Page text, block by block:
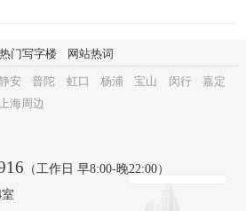
热门写字楼 网站热词
安 普陀 虹口 杨浦 宝山 闵行
嘉定
上海周边
（工作日 早8:00-晚22:00）